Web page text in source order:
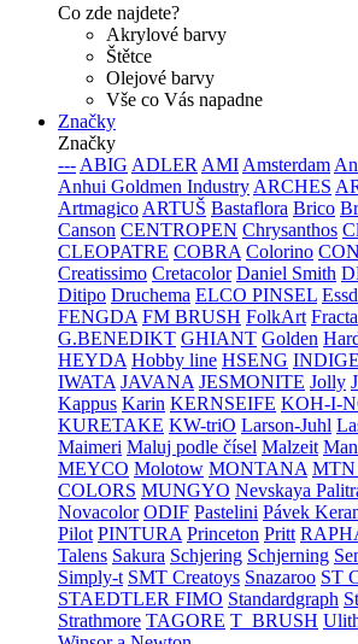
Co zde najdete?
Akrylové barvy
Štětce
Olejové barvy
Vše co Vás napadne
Značky
Značky
--- ABIG ADLER AMI Amsterdam
Anhui Goldmen Industry ARCHES
Artmagico ARTUŠ Bastaflora Brico
Canson CENTROPEN Chrysanthos
CLEOPATRE COBRA Colorino
Creatissimo Cretacolor Daniel Smith
Ditipo Druchema ELCO PINSEL
FENGDA FM BRUSH FolkArt
G.BENEDIKT GHIANT Golden
HEYDA Hobby line HSENG
IWATA JAVANA JESMONITE Jolly
Kappus Karin KERNSEIFE KOH-I-
KURETAKE KW-triO Larson-Juhl
Maimeri Maluj podle čísel Malzeit
MEYCO Molotow MONTANA
COLORS MUNGYO Nevskaya
Novacolor ODIF Pastelini Pávek
Pilot PINTURA Princeton Pritt
Talens Sakura Schjering Schjerning
Simply-t SMT Creatoys Snazaroo ST
STAEDTLER FIMO Standardgraph
Strathmore TAGORE T_BRUSH